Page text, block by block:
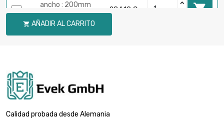
ancho : 200mm
Espesor / Fuerza :
10mm
284,19 € 
largo : 700mm
10mm
 AÑADIR AL CARRITO
Calidad probada desde Alemania